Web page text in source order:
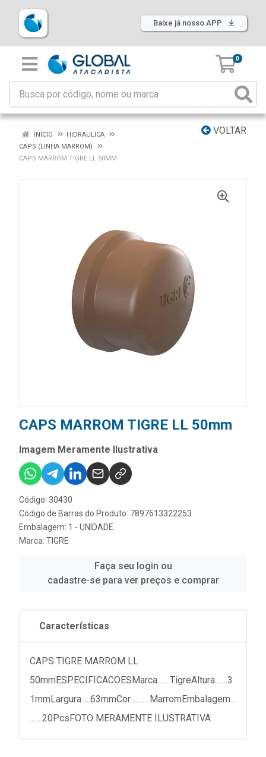
Baixe já nosso APP
0
VOLTAR
INÍCIO
HIDRAULICA
CAPS (LINHA MARROM)
CAPS MARROM TIGRE LL 50MM
CAPS MARROM TIGRE LL 50mm
Imagem Meramente Ilustrativa
Código: 30430
Código de Barras do Produto: 7897613322253
Embalagem: 1 - UNIDADE
Marca: TIGRE
Faça seu login ou
cadastre-se para ver preços e comprar
Características
CAPS TIGRE MARROM LL
50mmESPECIFICACOESMarca.......TigreAltura.......3
1mmLargura.....63mmCor...........MarromEmbalagem...
.......20PcsFOTO MERAMENTE ILUSTRATIVA